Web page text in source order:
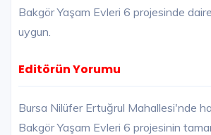
Bakgör Yaşam Evleri 6 projesinde
uygun.
Editörün Yorumu
Bursa Nilüfer Ertuğrul Mahallesi'nde
Bakgör Yaşam Evleri 6 projesinin